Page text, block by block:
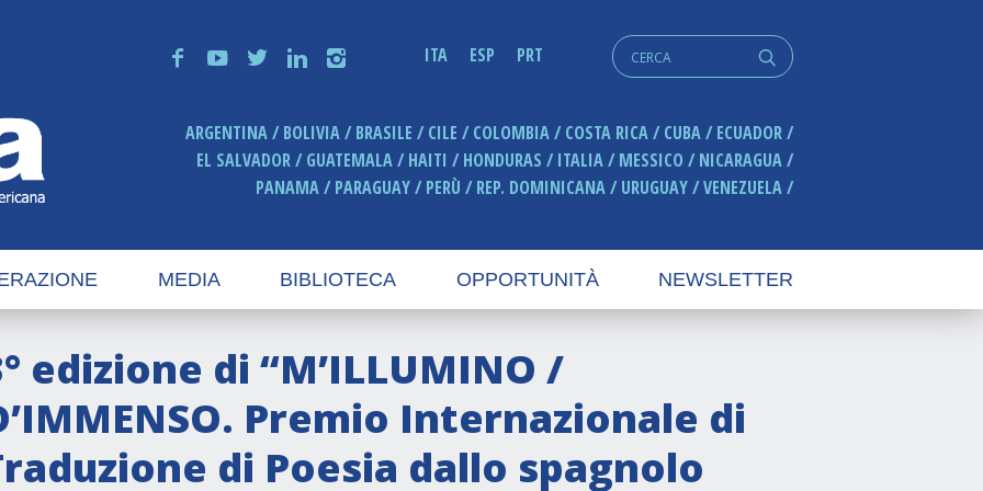
f y t n i ITA ESP PRT q
Cerca:
ARGENTINA BOLIVIA BRASILE CILE COLOMBIA COSTA RICA CUBA
ECUADOR
EL SALVADOR
GUATEMALA HAITI HONDURAS ITALIA MESSICO
NICARAGUA
PANAMA
PARAGUAY PERÙ REP. DOMINICANA URUGUAY VENEZUELA
MEDIA BIBLIOTECA OPPORTUNITÀ NEWSLETTER
edizione di “M’ILLUMINO /
Premio Internazionale di
di Poesia dallo spagnolo